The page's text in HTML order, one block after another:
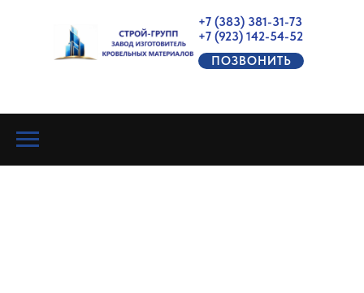
+7 (383) 381-31-73
+7 (923) 142-54-52
ПОЗВОНИТЬ